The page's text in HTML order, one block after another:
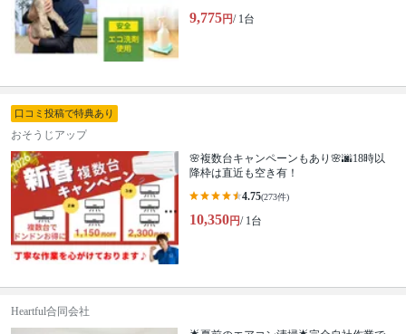
9,775円/ 1台
口コミ投稿で特典あり
おそうじアップ
🌸複数台キャンペーンもあり🌸🌆18時以
降枠は直近も空き有！
4.75(273件)
10,350円/ 1台
Heartful合同会社